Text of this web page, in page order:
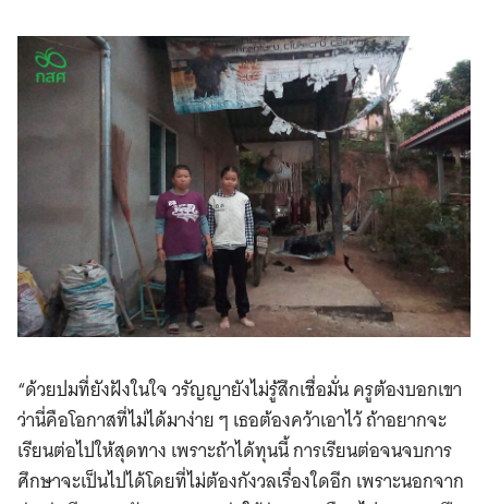
“ด้วยปมที่ยังฝังในใจ วรัญญายังไม่รู้สึกเชื่อมั่น ครูต้องบอกเขา
ว่านี่คือโอกาสที่ไม่ได้มาง่าย ๆ เธอต้องคว้าเอาไว้ ถ้าอยากจะ
เรียนต่อไปให้สุดทาง เพราะถ้าได้ทุนนี้ การเรียนต่อจนจบการ
ศึกษาจะเป็นไปได้โดยที่ไม่ต้องกังวลเรื่องใดอีก เพราะนอกจาก